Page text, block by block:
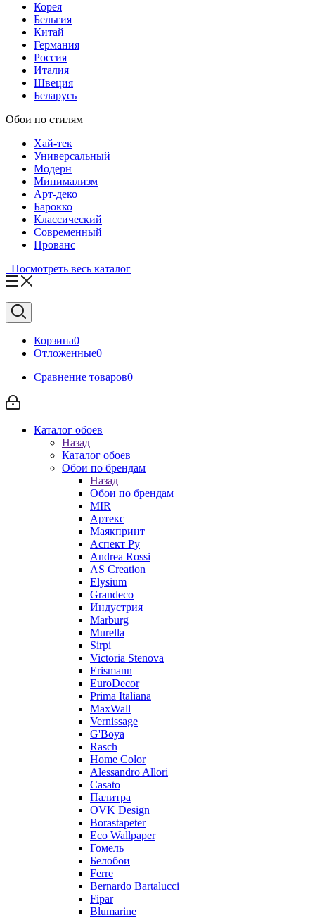
Корея
Бельгия
Китай
Германия
Россия
Италия
Швеция
Беларусь
Обои по стилям
Хай-тек
Универсальный
Модерн
Минимализм
Арт-деко
Барокко
Классический
Современный
Прованс
Посмотреть весь каталог
Корзина0
Отложенные0
Сравнение товаров0
Каталог обоев
Назад
Каталог обоев
Обои по брендам
Назад
Обои по брендам
MIR
Артекс
Маякпринт
Аспект Ру
Andrea Rossi
AS Creation
Elysium
Grandeco
Индустрия
Marburg
Murella
Sirpi
Victoria Stenova
Erismann
EuroDecor
Prima Italiana
MaxWall
Vernissage
G'Boya
Rasch
Home Color
Alessandro Allori
Casato
Палитра
OVK Design
Borastapeter
Eco Wallpaper
Гомель
Белобои
Ferre
Bernardo Bartalucci
Fipar
Blumarine